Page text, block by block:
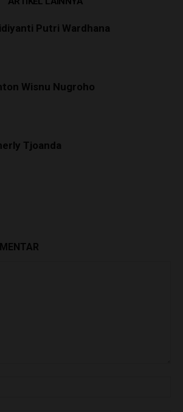
Putri Wardhana
Wisnu Nugroho
Tjoanda